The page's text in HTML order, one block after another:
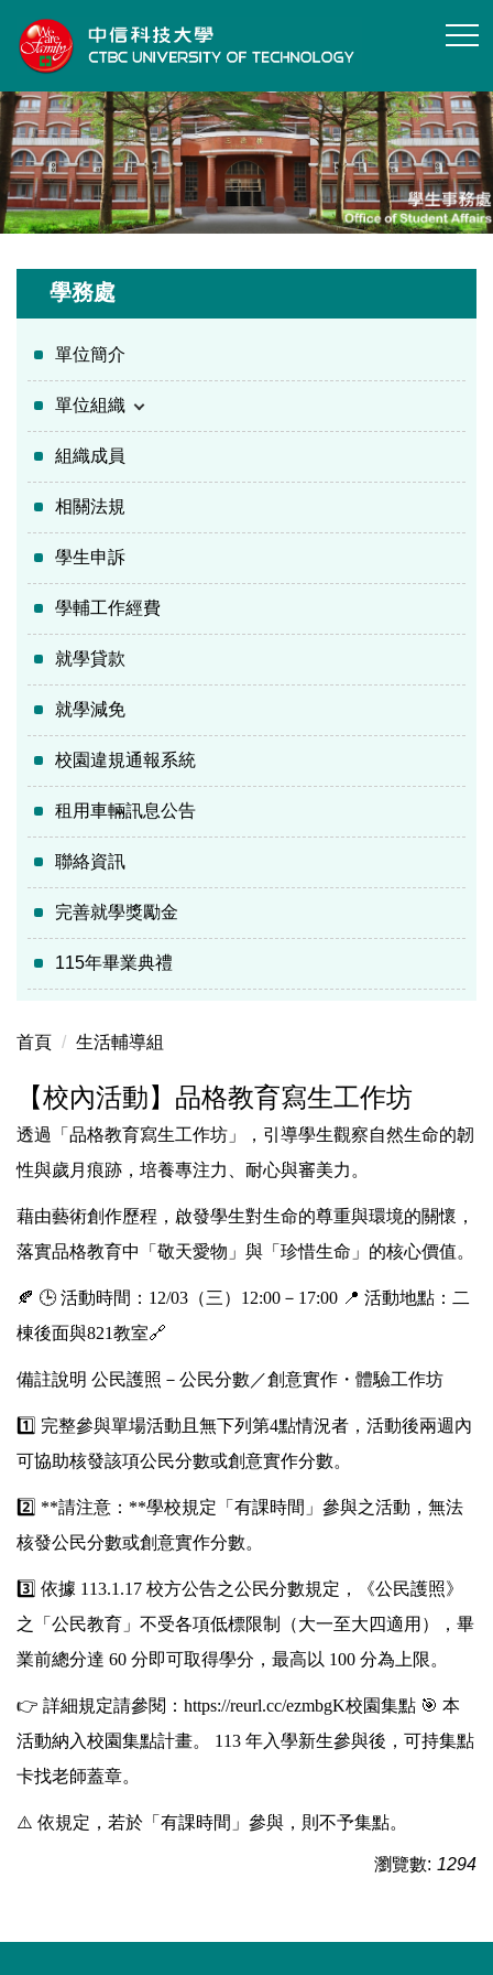
到
主
要
內
容
區
學務處
單位簡介
單位組織
組織成員
相關法規
學生申訴
學輔工作經費
就學貸款
就學減免
校園違規通報系統
租用車輛訊息公告
聯絡資訊
完善就學獎勵金
115年畢業典禮
首頁 生活輔導組
【校內活動】品格教育寫生工作坊
透過「品格教育寫生工作坊」，引導學生觀察自然生命的韌
性與歲月痕跡，培養專注力、耐心與審美力。
藉由藝術創作歷程，啟發學生對生命的尊重與環境的關懷，
落實品格教育中「敬天愛物」與「珍惜生命」的核心價值。
🍂 🕒 活動時間：12/03（三）12:00－17:00 📍 活動地點： 二
棟後面與821教室🔗
備註說明 公民護照－公民分數／創意實作・體驗工作坊
1️⃣ 完整參與單場活動且無下列第4點情況者，活動後兩週內
可協助核發該項公民分數或創意實作分數。
2️⃣ **請注意：**學校規定「有課時間」參與之活動，無法
核發公民分數或創意實作分數。
3️⃣ 依據 113.1.17 校方公告之公民分數規定，《公民護照》
之「公民教育」不受各項低標限制（大一至大四適用），畢
業前總分達 60 分即可取得學分，最高以 100 分為上限。
👉 詳細規定請參閱：https://reurl.cc/ezmbgK校園集點 🎯 本
活動納入校園集點計畫。 113 年入學新生參與後，可持集點
卡找老師蓋章。
⚠️ 依規定，若於「有課時間」參與，則不予集點。
瀏覽數: 1294